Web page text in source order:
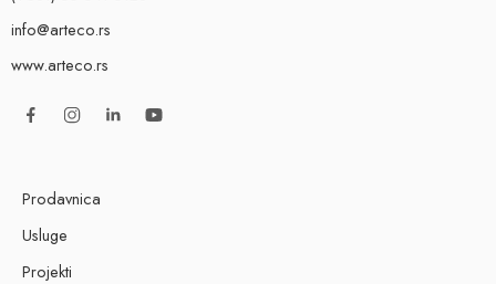
info@arteco.rs
www.arteco.rs
Prodavnica
Usluge
Projekti